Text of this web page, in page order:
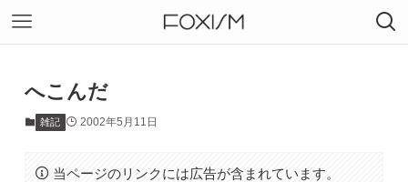
へこんだ
雑記 2002年5月11日
当ページのリンクには広告が含まれています。